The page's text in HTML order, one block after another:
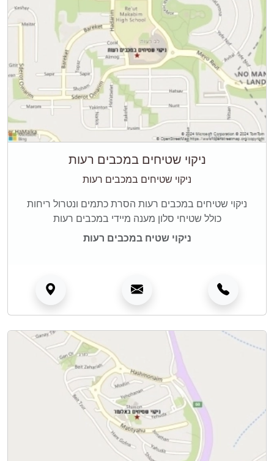
ניקוי שטיחים במכבים רעות
ניקוי שטיחים במכבים רעות
ניקוי שטיחים במכבים רעות הסרת כתמים ונטרול ריחות
כולל שטיחי סלון מענה מיידי במכבים רעות
ניקוי שטיח במכבים רעות